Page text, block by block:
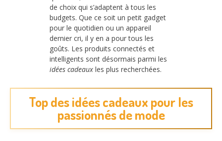
de choix qui s’adaptent à tous les
budgets. Que ce soit un petit gadget
pour le quotidien ou un appareil
dernier cri, il y en a pour tous les
goûts. Les produits connectés et
intelligents sont désormais parmi les
idées cadeaux les plus recherchées.
Top des idées cadeaux pour les
passionnés de mode